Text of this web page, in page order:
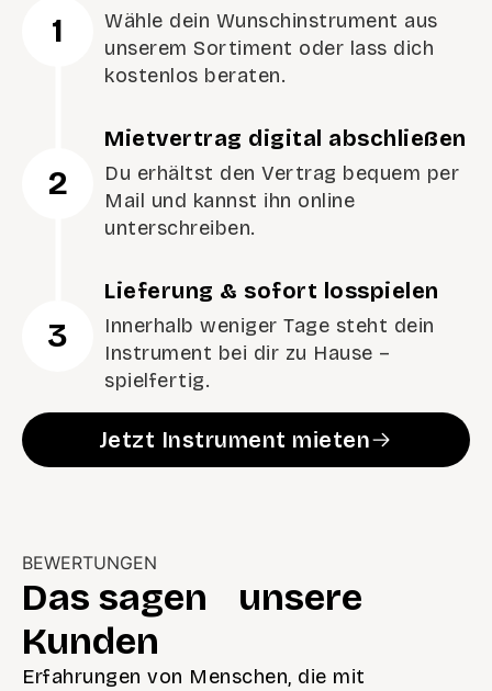
Wähle dein Wunschinstrument aus
unserem Sortiment oder lass dich
kostenlos beraten.
1
Mietvertrag digital abschließen
Du erhältst den Vertrag bequem per
Mail und kannst ihn online
unterschreiben.
2
Lieferung & sofort losspielen
Innerhalb weniger Tage steht dein
Instrument bei dir zu Hause –
spielfertig.
3
Jetzt Instrument mieten
BEWERTUNGEN
Das sagen unsere
Kunden
Erfahrungen von Menschen, die mit